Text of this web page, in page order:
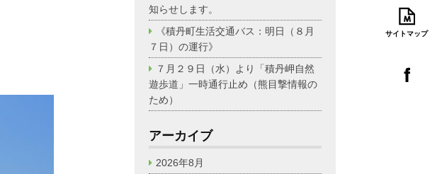
サイトマップ
知らせします。
《積丹町生活交通バス：明日（８月
７日）の運行》
７月２９日（水）より「積丹岬自然
遊歩道」一時通行止め（熊目撃情報の
ため）
アーカイブ
2026年8月